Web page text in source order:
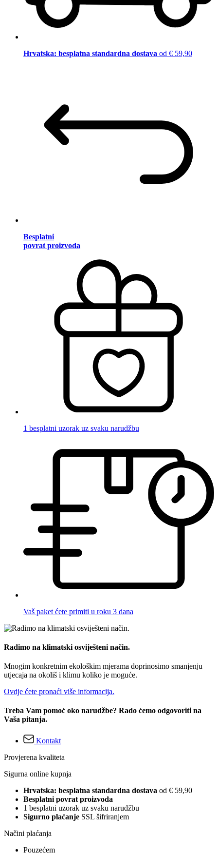
Hrvatska: besplatna standardna dostava od € 59,90
Besplatni
povrat proizvoda
1 besplatni uzorak uz svaku narudžbu
Vaš paket ćete primiti u roku 3 dana
Radimo na klimatski osviješteni način.
Mnogim konkretnim ekološkim mjerama doprinosimo smanjenju
utjecaja na okoliš i klimu koliko je moguće.
Ovdje ćete pronaći više informacija.
Treba Vam pomoć oko narudžbe? Rado ćemo odgovoriti na
Vaša pitanja.
Kontakt
Provjerena kvaliteta
Sigurna online kupnja
Hrvatska: besplatna standardna dostava od € 59,90
Besplatni povrat proizvoda
1 besplatni uzorak uz svaku narudžbu
Sigurno plaćanje SSL šifriranjem
Načini plaćanja
Pouzećem